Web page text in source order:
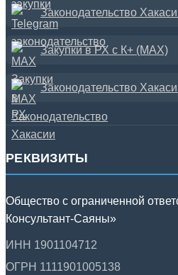
Законодательство
Закупки в РХ с К+ (MAX)
Законодательство
РЕКВИЗИТЫ
Общество с ограниченной
Консультант-Саяны»
ИНН 1901104712
ОГРН 1111901005138